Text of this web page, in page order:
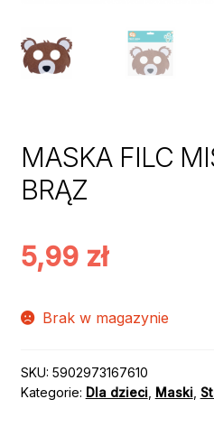
MASKA FILC
BRĄZ
5,99 zł
Brak w magazynie
SKU: 5902973167610
Kategorie: Dla dzieci, Maski,